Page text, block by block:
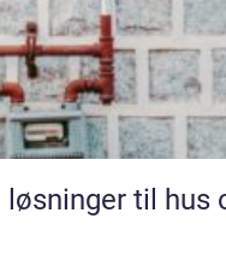
til hus